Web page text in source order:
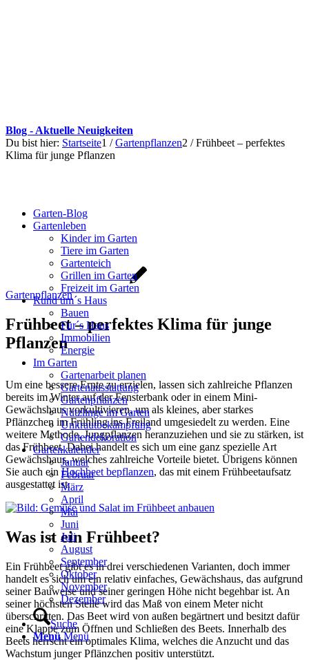
Garten-Blog
Gartenleben
Kinder im Garten
Tiere im Garten
Gartenteich
Grillen im Garten
Freizeit im Garten
Rund um´s Haus
Bauen
Für´s Haus
Immobilien
Energie
Im Garten
Gartenarbeit planen
Gartenausstattung
Gartenpflanzen
Nützlinge im Garten
Unkrautbekämpfung
Gartendekoration
Gartenkalender
Januar
Februar
März
April
Mai
Juni
Juli
August
September
Oktober
November
Dezember
Suche
Menü Menü
Blog - Aktuelle Neuigkeiten
Du bist hier: Startseite1 / Gartenpflanzen2 / Frühbeet – perfektes
Klima für junge Pflanzen
Gartenpflanzen
Frühbeet – perfektes Klima für junge
Pflanzen
Um eine bessere Ernte zu erzielen, lassen sich zahlreiche Pflanzen
bereits im Winter auf der Fensterbank oder in einem Mini-
Gewächshaus vorkultivieren, um als kleines, aber starkes
Pflänzchen im Frühling ins Freiland umgesiedelt zu werden. Eine
weitere Methode, Jungpflanzen heranzuziehen und sie zu stärken, ist
das Frühbeet. Dabei handelt es sich um eine ganz spezielle Art
Gewächshaus, welches zahlreiche Vorteile bietet. Übrigens können
Sie auch einHochbeet bepflanzen, das mit einem Frühbeetaufsatz
ausgestattet ist.
Was ist ein Frühbeet?
Ein Frühbeet gibt es in drei verschiedenen Varianten, doch immer
handelt es sich um ein relativ einfaches, Gewächshaus, das aufgrund
seiner Bauweise und seiner geringen Höhe nicht begehbar ist. An
seiner höchsten Stelle wird das Maß von einem Meter nicht
überschritten. Das Beet wird von außen begärtnert und besitzt dafür
eine Klappe zum Öffnen und Schließen des Beets. Innerhalb des
Beets herrscht ein optimales Klima, welches die Anzucht und das
Wachstum junger Pflänzchen positiv unterstützt.